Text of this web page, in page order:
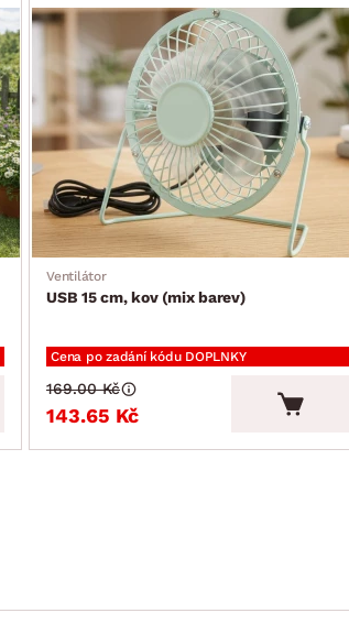
Ventilátor
USB 15 cm, kov (mix barev)
Cena po zadání kódu DOPLNKY
143.65 Kč
169.00 Kč